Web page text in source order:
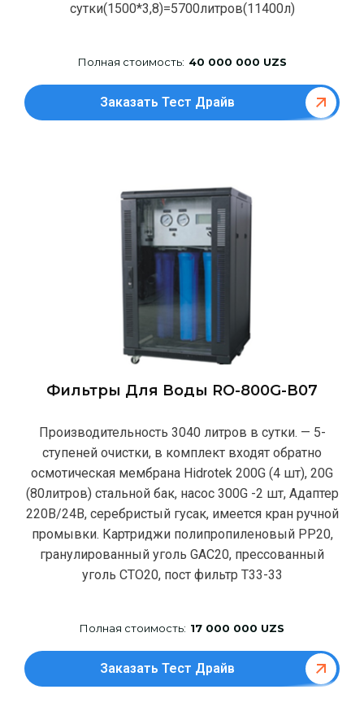
сутки(1500*3,8)=5700литров(11400л)
Полная стоимость: 40 000 000 UZS
Заказать Тест Драйв
Фильтры Для Воды RO-800G-В07
Производительность 3040 литров в сутки. — 5-
ступеней очистки, в комплект входят обратно
осмотическая мембрана Hidrotek 200G (4 шт), 20G
(80литров) стальной бак, насос 300G -2 шт, Адаптер
220В/24В, серебристый гусак, имеется кран ручной
промывки. Картриджи полипропиленовый РР20,
гранулированный уголь GAC20, прессованный
уголь CTO20, пост фильтр T33-33
Полная стоимость: 17 000 000 UZS
Заказать Тест Драйв